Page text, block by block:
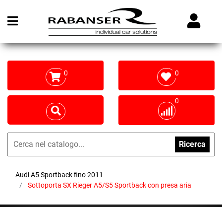
Open menu
0 0
0
Ricerca
Audi A5 Sportback fino 2011
Sottoporta SX Rieger A5/S5 Sportback con presa aria